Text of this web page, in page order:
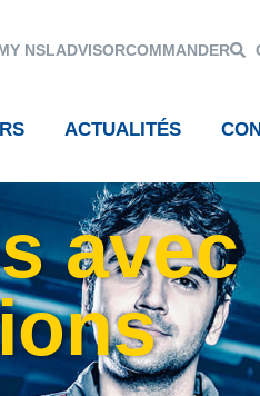
NSLADVISORCOMMANDER
ACTUALITÉS
avec